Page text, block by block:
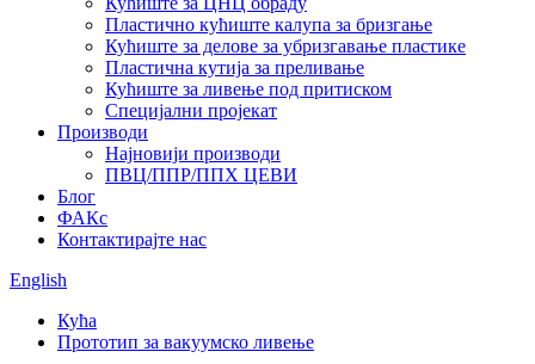
Пластично кућиште калупа за бризгање
Кућиште за делове за убризгавање пластике
Пластична кутија за преливање
Кућиште за ливење под притиском
Специјални пројекат
Производи
Најновији производи
ПВЦ/ППР/ППХ ЦЕВИ
Блог
ФАКс
Контактирајте нас
English
Кућа
Прототип за вакуумско ливење